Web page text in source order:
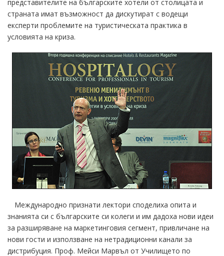
представителите на българските хотели от столицата и
страната имат възможност да дискутират с водещи
експерти проблемите на туристическата практика в
условията на криза.
Международно признати лектори споделиха опита и
знанията си с българските си колеги и им дадоха нови идеи
за разширяване на маркетинговия сегмент, привличане на
нови гости и използване на нетрадиционни канали за
дистрибуция. Проф. Мейси Марвъл от Училището по